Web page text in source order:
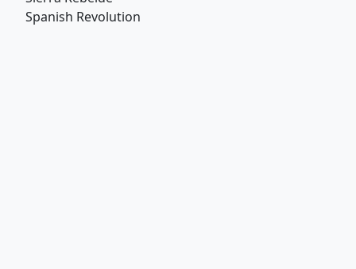
Spanish Revolution